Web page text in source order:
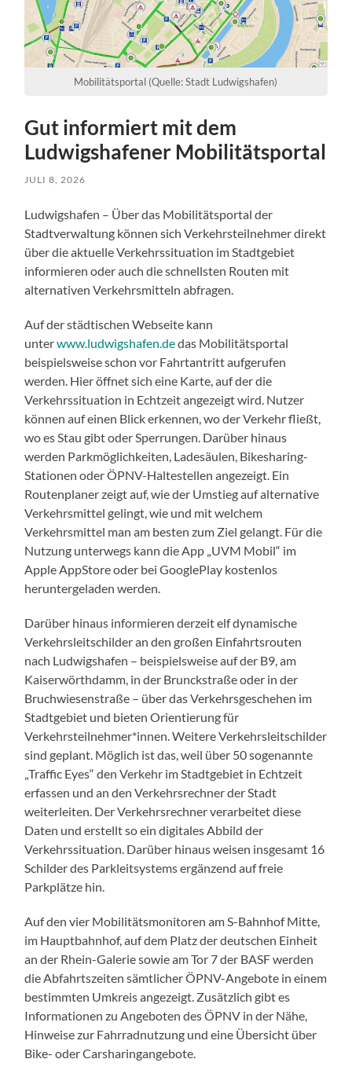
Mobilitätsportal (Quelle: Stadt Ludwigshafen)
Gut informiert mit dem
Ludwigshafener Mobilitätsportal
JULI 8, 2026
Ludwigshafen – Über das Mobilitätsportal der
Stadtverwaltung können sich Verkehrsteilnehmer direkt
über die aktuelle Verkehrssituation im Stadtgebiet
informieren oder auch die schnellsten Routen mit
alternativen Verkehrsmitteln abfragen.
Auf der städtischen Webseite kann
unterwww.ludwigshafen.dedas Mobilitätsportal
beispielsweise schon vor Fahrtantritt aufgerufen
werden. Hier öffnet sich eine Karte, auf der die
Verkehrssituation in Echtzeit angezeigt wird. Nutzer
können auf einen Blick erkennen, wo der Verkehr fließt,
wo es Stau gibt oder Sperrungen. Darüber hinaus
werden Parkmöglichkeiten, Ladesäulen, Bikesharing-
Stationen oder ÖPNV-Haltestellen angezeigt. Ein
Routenplaner zeigt auf, wie der Umstieg auf alternative
Verkehrsmittel gelingt, wie und mit welchem
Verkehrsmittel man am besten zum Ziel gelangt. Für die
Nutzung unterwegs kann die App „UVM Mobil“ im
Apple AppStore oder bei GooglePlay kostenlos
heruntergeladen werden.
Darüber hinaus informieren derzeit elf dynamische
Verkehrsleitschilder an den großen Einfahrtsrouten
nach Ludwigshafen – beispielsweise auf der B9, am
Kaiserwörthdamm, in der Brunckstraße oder in der
Bruchwiesenstraße – über das Verkehrsgeschehen im
Stadtgebiet und bieten Orientierung für
Verkehrsteilnehmer*innen. Weitere Verkehrsleitschilder
sind geplant. Möglich ist das, weil über 50 sogenannte
„Traffic Eyes“ den Verkehr im Stadtgebiet in Echtzeit
erfassen und an den Verkehrsrechner der Stadt
weiterleiten. Der Verkehrsrechner verarbeitet diese
Daten und erstellt so ein digitales Abbild der
Verkehrssituation. Darüber hinaus weisen insgesamt 16
Schilder des Parkleitsystems ergänzend auf freie
Parkplätze hin.
Auf den vier Mobilitätsmonitoren am S-Bahnhof Mitte,
im Hauptbahnhof, auf dem Platz der deutschen Einheit
an der Rhein-Galerie sowie am Tor 7 der BASF werden
die Abfahrtszeiten sämtlicher ÖPNV-Angebote in einem
bestimmten Umkreis angezeigt. Zusätzlich gibt es
Informationen zu Angeboten des ÖPNV in der Nähe,
Hinweise zur Fahrradnutzung und eine Übersicht über
Bike- oder Carsharingangebote.